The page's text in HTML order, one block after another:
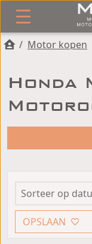
/ Motor kopen
Honda
OPSLAAN